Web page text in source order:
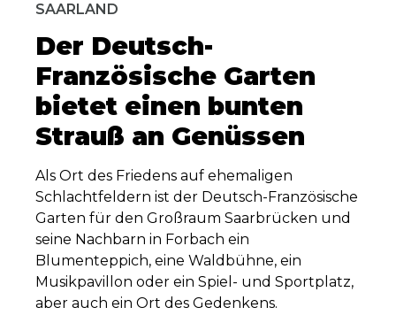
SAARLAND
Der Deutsch-
Französische Garten
bietet einen bunten
Strauß an Genüssen
Als Ort des Friedens auf ehemaligen
Schlachtfeldern ist der Deutsch-Französische
Garten für den Großraum Saarbrücken und
seine Nachbarn in Forbach ein
Blumenteppich, eine Waldbühne, ein
Musikpavillon oder ein Spiel- und Sportplatz,
aber auch ein Ort des Gedenkens.